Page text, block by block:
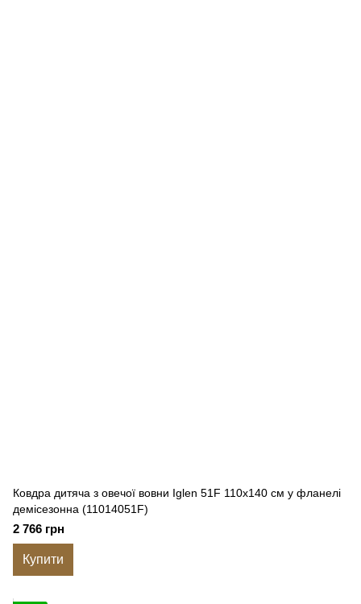
Ковдра дитяча з овечої вовни Iglen 51F 110x140 см у фланелі
демісезонна (11014051F)
2 766 грн
Купити